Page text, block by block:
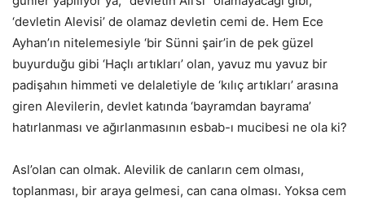
‘devletin Alevisi’ de olamaz devletin cemi de. Hem Ece
Ayhan’ın nitelemesiyle ‘bir Sünni şair’in de pek güzel
buyurduğu gibi ‘Haçlı artıkları’ olan, yavuz mu yavuz bir
padişahın himmeti ve delaletiyle de ‘kılıç artıkları’ arasına
giren Alevilerin, devlet katında ‘bayramdan bayrama’
hatırlanması ve ağırlanmasının esbab-ı mucibesi ne ola ki?
Asl’olan can olmak. Alevilik de canların cem olması,
toplanması, bir araya gelmesi, can cana olması. Yoksa cem